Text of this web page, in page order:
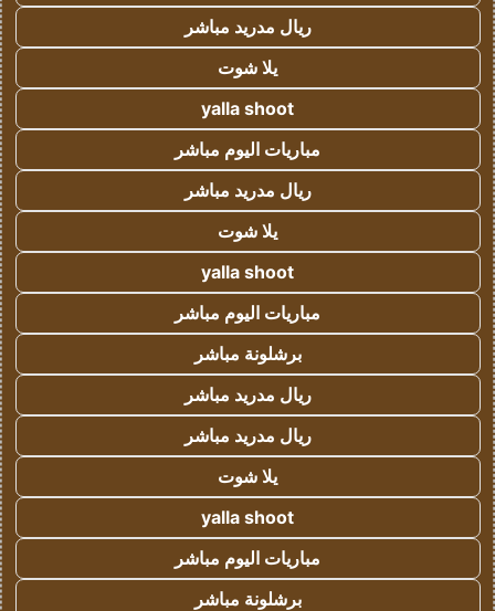
ريال مدريد مباشر
يلا شوت
yalla shoot
مباريات اليوم مباشر
ريال مدريد مباشر
يلا شوت
yalla shoot
مباريات اليوم مباشر
برشلونة مباشر
ريال مدريد مباشر
ريال مدريد مباشر
يلا شوت
yalla shoot
مباريات اليوم مباشر
برشلونة مباشر